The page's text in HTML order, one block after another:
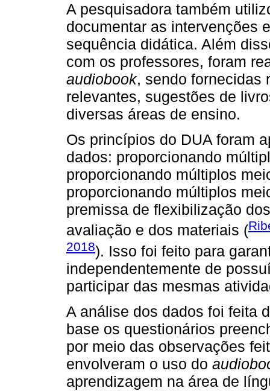
A pesquisadora também
documentar as intervenções
sequência didática. Além
com os professores, foram
audiobook, sendo fornecidas
relevantes, sugestões de
diversas áreas de ensino.
Os princípios do DUA foram
dados: proporcionando
proporcionando múltiplos
proporcionando múltiplos
premissa de flexibilização
avaliação e dos materiais (
2018). Isso foi feito para
independentemente de
participar das mesmas
A análise dos dados foi feita
base os questionários
por meio das observações
envolveram o uso do
aprendizagem na área de